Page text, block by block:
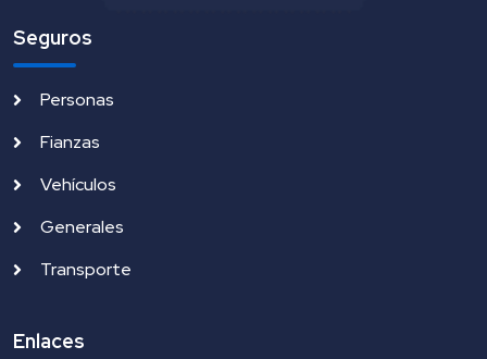
Seguros
Personas
Fianzas
Vehículos
Generales
Transporte
Enlaces